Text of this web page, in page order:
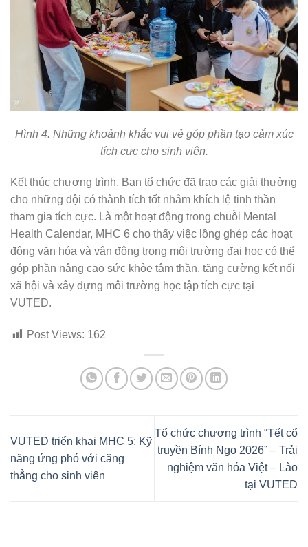
Hình 4. Những khoảnh khắc vui vẻ góp phần tạo cảm xúc
tích cực cho sinh viên.
Kết thúc chương trình, Ban tổ chức đã trao các giải thưởng
cho những đội có thành tích tốt nhằm khích lệ tinh thần
tham gia tích cực. Là một hoạt động trong chuỗi Mental
Health Calendar, MHC 6 cho thấy việc lồng ghép các hoạt
động văn hóa và vận động trong môi trường đại học có thể
góp phần nâng cao sức khỏe tâm thần, tăng cường kết nối
xã hội và xây dựng môi trường học tập tích cực tại
VUTED.
Post Views: 162
VUTED triển khai MHC 5: Kỹ
năng ứng phó với căng
thẳng cho sinh viên
Tổ chức chương trình “Tết cổ
truyền Bính Ngọ 2026” – Trải
nghiệm văn hóa Việt – Lào
tại VUTED